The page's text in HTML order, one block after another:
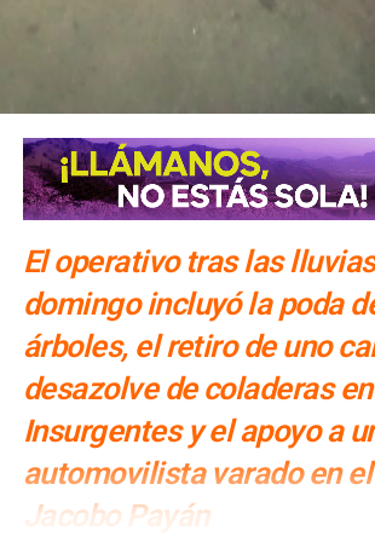
El operativo tras las
domingo incluyó la poda
árboles, el retiro de uno
desazolve de coladeras en
Insurgentes y el apoyo a
automovilista varado en
Jacobo Payán